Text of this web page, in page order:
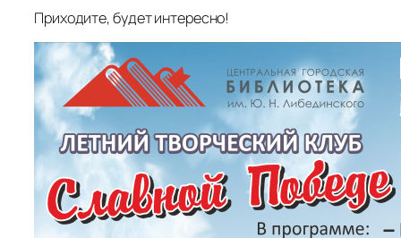
Приходите, будет интересно!